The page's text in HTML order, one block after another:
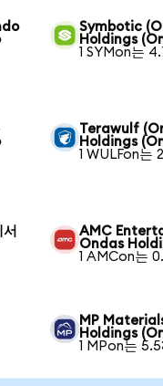
Symbotic
Holdings
1 SYMon는
Terawulf
Holdings
1 WULFon는
AMC
Ondas
1 AMCon는
MP
Holdings
1 MPon는